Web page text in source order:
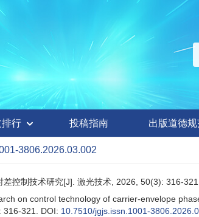
行 投稿指南 出版道德规
3806.2026.03.002
控制技术研究[J]. 激光技术, 2026, 50(3): 316-321.
on control technology of carrier-envelope
321. DOI: 10.7510/jgjs.issn.1001-